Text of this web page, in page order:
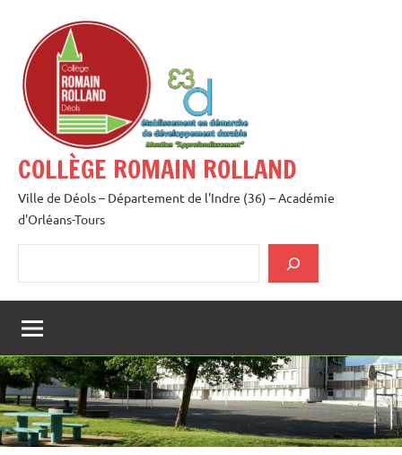
contenu
COLLÈGE ROMAIN ROLLAND
Ville de Déols – Département de l'Indre (36) – Académie
d'Orléans-Tours